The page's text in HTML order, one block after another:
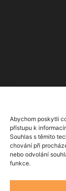
Abychom poskytli
přístupu k
Souhlas s těmito
chování při
nebo odvolání
funkce.
Ubytování